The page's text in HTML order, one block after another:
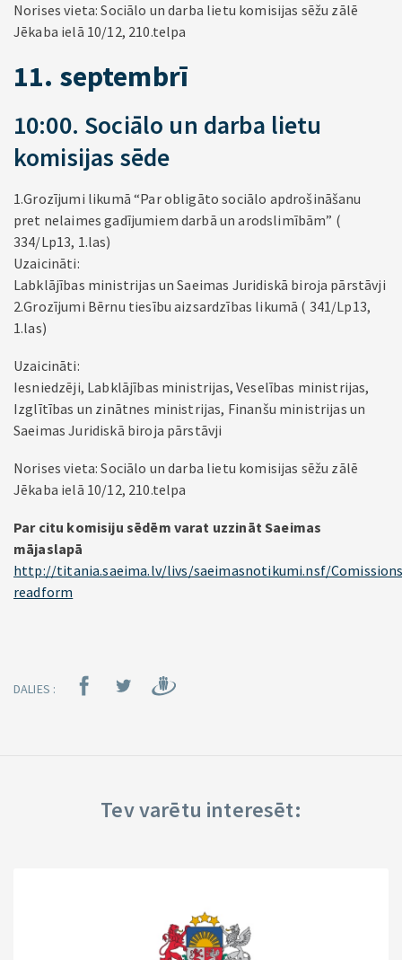
Norises vieta: Sociālo un darba lietu komisijas sēžu zālē
Jēkaba ielā 10/12, 210.telpa
11. septembrī
10:00. Sociālo un darba lietu
komisijas sēde
1.Grozījumi likumā “Par obligāto sociālo apdrošināšanu
pret nelaimes gadījumiem darbā un arodslimībām” (
334/Lp13, 1.las)
Uzaicināti:
Labklājības ministrijas un Saeimas Juridiskā biroja pārstāvji
2.Grozījumi Bērnu tiesību aizsardzības likumā ( 341/Lp13,
1.las)
Uzaicināti:
Iesniedzēji, Labklājības ministrijas, Veselības ministrijas,
Izglītības un zinātnes ministrijas, Finanšu ministrijas un
Saeimas Juridiskā biroja pārstāvji
Norises vieta: Sociālo un darba lietu komisijas sēžu zālē
Jēkaba ielā 10/12, 210.telpa
Par citu komisiju sēdēm varat uzzināt Saeimas
mājaslapā
http://titania.saeima.lv/livs/saeimasnotikumi.nsf/
readform
DALIES :
Tev varētu interesēt: